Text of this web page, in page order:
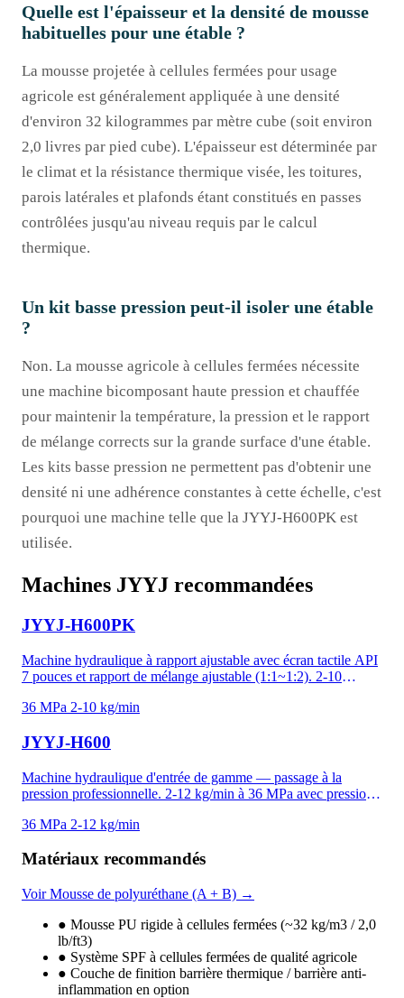
Quelle est l'épaisseur et la densité de mousse
habituelles pour une étable ?
La mousse projetée à cellules fermées pour usage
agricole est généralement appliquée à une densité
d'environ 32 kilogrammes par mètre cube (soit environ
2,0 livres par pied cube). L'épaisseur est déterminée par
le climat et la résistance thermique visée, les toitures,
parois latérales et plafonds étant constitués en passes
contrôlées jusqu'au niveau requis par le calcul
thermique.
Un kit basse pression peut-il isoler une étable
?
Non. La mousse agricole à cellules fermées nécessite
une machine bicomposant haute pression et chauffée
pour maintenir la température, la pression et le rapport
de mélange corrects sur la grande surface d'une étable.
Les kits basse pression ne permettent pas d'obtenir une
densité ni une adhérence constantes à cette échelle, c'est
pourquoi une machine telle que la JYYJ-H600PK est
utilisée.
Machines JYYJ recommandées
JYYJ-H600PK
Machine hydraulique à rapport ajustable avec écran tactile API
7 pouces et rapport de mélange ajustable (1:1~1:2). 2-10
applications de précision critique. Mémoire de recettes et
rapport ajustable gère les changements de viscosité par
gamme JYYJ.
36 MPa 2-10 kg/min
JYYJ-H600
Machine hydraulique d'entrée de gamme — passage à la
pression professionnelle. 2-12 kg/min à 36 MPa avec pression
revêtements polyurée. Système de refroidissement par air
36 MPa 2-12 kg/min
Matériaux recommandés
Voir Mousse de polyuréthane (A + B) →
● Mousse PU rigide à cellules fermées (~32 kg/m3 / 2,0
lb/ft3)
● Système SPF à cellules fermées de qualité agricole
● Couche de finition barrière thermique / barrière anti-
inflammation en option